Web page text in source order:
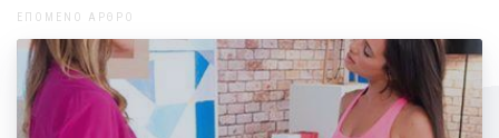
ΕΠΟΜΕΝΟ ΑΡΘΡΟ